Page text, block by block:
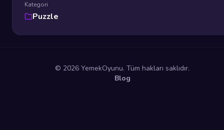
Kategori
Puzzle
© 2026 YemekOyunu. Tüm hakları saklıdır.
Blog